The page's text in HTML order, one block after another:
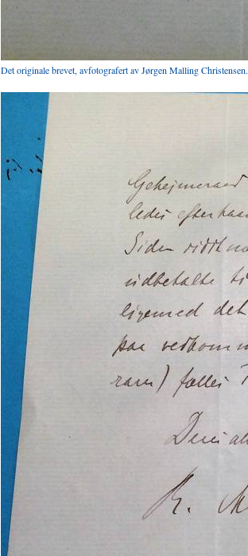
Det originale brevet, avfotografert av Jørgen Malling Christensen.